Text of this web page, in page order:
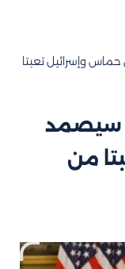
وإسرائيل تعبتا
سيصمد
من